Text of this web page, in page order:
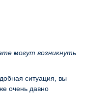
могут возникнуть
ситуация, вы
очень давно